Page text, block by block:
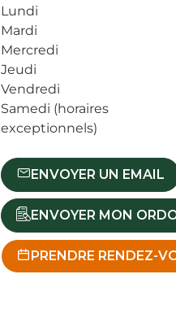
Lundi
Mardi
Mercredi
Jeudi
Vendredi
Samedi (horaires
exceptionnels)
ENVOYER UN EMAIL
ENVOYER MON
PRENDRE RENDEZ-